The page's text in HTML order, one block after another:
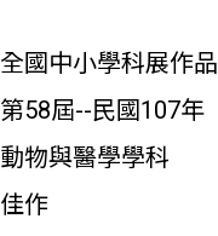
全國中小學科展作品
第58屆--民國107年
動物與醫學學科
佳作